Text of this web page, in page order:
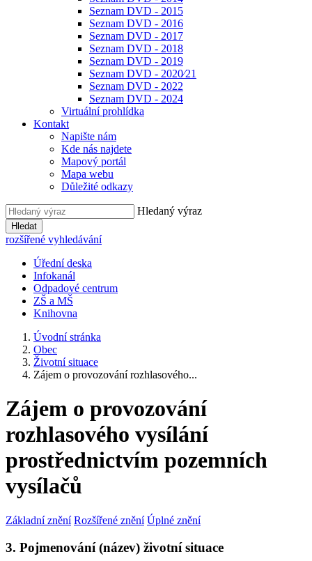
Seznam DVD - 2015
Seznam DVD - 2016
Seznam DVD - 2017
Seznam DVD - 2018
Seznam DVD - 2019
Seznam DVD - 2020⁄21
Seznam DVD - 2022
Seznam DVD - 2024
Virtuální prohlídka
Kontakt
Napište nám
Kde nás najdete
Mapový portál
Mapa webu
Důležité odkazy
Hledaný výraz
Hledat
rozšířené vyhledávání
Úřední deska
Infokanál
Odpadové centrum
ZŠ a MŠ
Knihovna
Úvodní stránka
Obec
Životní situace
Zájem o provozování rozhlasového...
Zájem o provozování
rozhlasového vysílání
prostřednictvím pozemních
vysílačů
Základní znění Rozšířené znění Úplné znění
3. Pojmenování (název) životní situace